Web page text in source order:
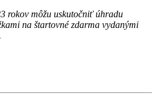
rokov môžu uskutočniť úhradu
na štartovné zdarma vydanými